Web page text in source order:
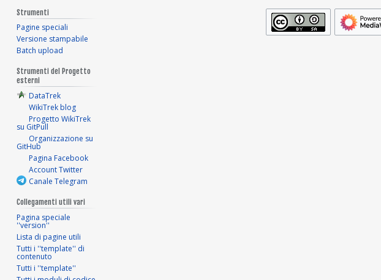
Strumenti
Pagine speciali
Versione stampabile
Batch upload
Strumenti del Progetto
esterni
DataTrek
WikiTrek blog
Progetto WikiTrek
su GitPull
Organizzazione su
GitHub
Pagina Facebook
Account Twitter
Canale Telegram
Collegamenti utili vari
Pagina speciale
''version''
Lista di pagine utili
Tutti i ''template'' di
contenuto
Tutti i ''template''